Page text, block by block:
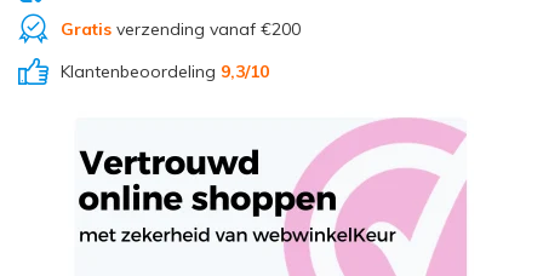
Gratisverzending vanaf €200
Klantenbeoordeling 9,3/10